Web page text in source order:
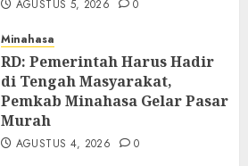
AGUSTUS 5, 2026 0
Minahasa
RD: Pemerintah Harus Hadir
di Tengah Masyarakat,
Pemkab Minahasa Gelar Pasar
Murah
AGUSTUS 4, 2026 0